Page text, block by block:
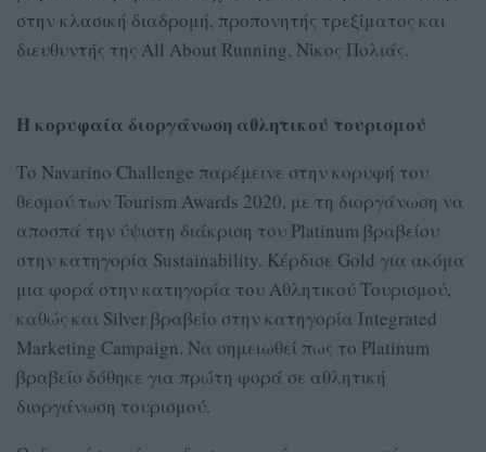
στην κλασική διαδρομή, προπονητής τρεξίματος και
διευθυντής της All About Running, Νίκος Πολιάς.
Η κορυφαία διοργάνωση αθλητικού τουρισμού
Το Navarino Challenge παρέμεινε στην κορυφή του
θεσμού των Tourism Awards 2020, με τη διοργάνωση να
αποσπά την ύψιστη διάκριση του Platinum βραβείου
στην κατηγορία Sustainability. Κέρδισε Gold για ακόμα
μια φορά στην κατηγορία του Αθλητικού Τουρισμού,
καθώς και Silver βραβείο στην κατηγορία Integrated
Marketing Campaign. Να σημειωθεί πως το Platinum
βραβείο δόθηκε για πρώτη φορά σε αθλητική
διοργάνωση τουρισμού.